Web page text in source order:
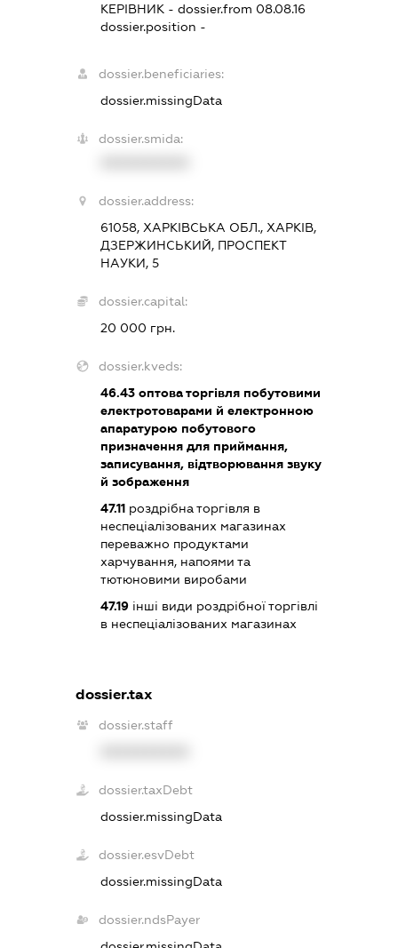
КЕРІВНИК- dossier.from 08.08.16
dossier.position -
dossier.beneficiaries:
dossier.missingData
dossier.smida:
dossier.address:
61058, ХАРКІВСЬКА ОБЛ., ХАРКІВ,
ДЗЕРЖИНСЬКИЙ, ПРОСПЕКТ
НАУКИ, 5
dossier.capital:
20 000 грн.
dossier.kveds:
46.43оптова торгівля побутовими
електротоварами й електронною
апаратурою побутового
призначення для приймання,
записування, відтворювання звуку
й зображення
47.11роздрібна торгівля в
неспеціалізованих магазинах
переважно продуктами
харчування, напоями та
тютюновими виробами
47.19інші види роздрібної торгівлі
в неспеціалізованих магазинах
dossier.tax
dossier.staff
dossier.taxDebt
dossier.missingData
dossier.esvDebt
dossier.missingData
dossier.ndsPayer